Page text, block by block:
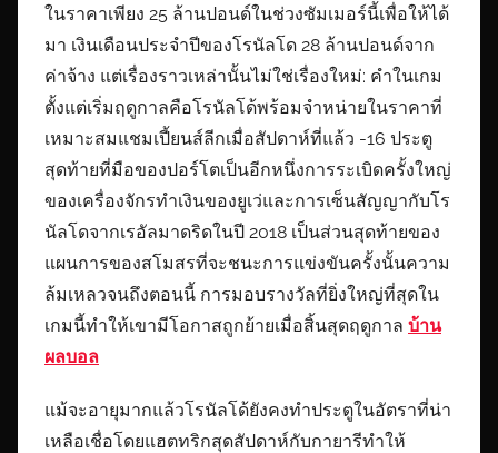
ในราคาเพียง 25 ล้านปอนด์ในช่วงซัมเมอร์นี้เพื่อให้ได้
มา เงินเดือนประจำปีของโรนัลโด 28 ล้านปอนด์จาก
ค่าจ้าง แต่เรื่องราวเหล่านั้นไม่ใช่เรื่องใหม่: คำในเกม
ตั้งแต่เริ่มฤดูกาลคือโรนัลโด้พร้อมจำหน่ายในราคาที่
เหมาะสมแชมเปี้ยนส์ลีกเมื่อสัปดาห์ที่แล้ว -16 ประตู
สุดท้ายที่มือของปอร์โตเป็นอีกหนึ่งการระเบิดครั้งใหญ่
ของเครื่องจักรทำเงินของยูเว่และการเซ็นสัญญากับโร
นัลโดจากเรอัลมาดริดในปี 2018 เป็นส่วนสุดท้ายของ
แผนการของสโมสรที่จะชนะการแข่งขันครั้งนั้นความ
ล้มเหลวจนถึงตอนนี้ การมอบรางวัลที่ยิ่งใหญ่ที่สุดใน
เกมนี้ทำให้เขามีโอกาสถูกย้ายเมื่อสิ้นสุดฤดูกาล บ้าน
ผลบอล
แม้จะอายุมากแล้วโรนัลโด้ยังคงทำประตูในอัตราที่น่า
เหลือเชื่อโดยแฮตทริกสุดสัปดาห์กับกายารีทำให้